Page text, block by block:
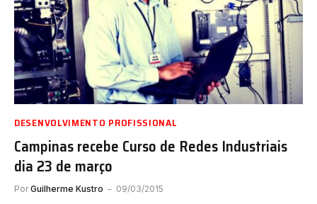
DESENVOLVIMENTO PROFISSIONAL
Campinas recebe Curso de Redes Industriais
dia 23 de março
Por Guilherme Kustro 09/03/2015